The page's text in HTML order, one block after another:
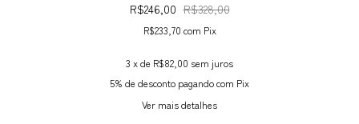
R$246,00 R$328,00
R$233,70 com Pix
3 x de R$82,00 sem juros
5% de desconto pagando com Pix
Ver mais detalhes